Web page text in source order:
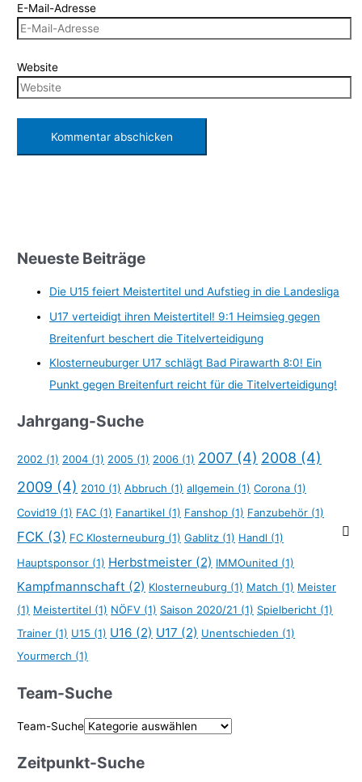
E-Mail-Adresse
Website
Neueste Beiträge
Die U15 feiert Meistertitel und Aufstieg in die Landesliga
U17 verteidigt ihren Meistertitel! 9:1 Heimsieg gegen
Breitenfurt beschert die Titelverteidigung
Klosterneuburger U17 schlägt Bad Pirawarth 8:0! Ein
Punkt gegen Breitenfurt reicht für die Titelverteidigung!
Jahrgang-Suche
2002 (1) 2004 (1) 2005 (1) 2006 (1) 2007 (4) 2008 (4)
2009 (4) 2010 (1) Abbruch (1) allgemein (1) Corona (1)
Covid19 (1) FAC (1) Fanartikel (1) Fanshop (1) Fanzubehör (1)
FCK (3) FC Klosterneuburg (1) Gablitz (1) Handl (1)
Hauptsponsor (1) Herbstmeister (2) IMMOunited (1)
Kampfmannschaft (2) Klosterneuburg (1) Match (1) Meister
(1) Meistertitel (1) NÖFV (1) Saison 2020/21 (1) Spielbericht (1)
Trainer (1) U15 (1) U16 (2) U17 (2) Unentschieden (1)
Yourmerch (1)
Team-Suche
Team-Suche
Zeitpunkt-Suche